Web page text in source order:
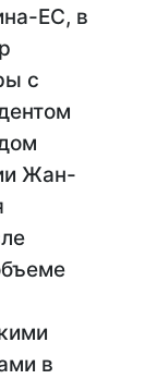
ЕС, в
с
Жан-
в